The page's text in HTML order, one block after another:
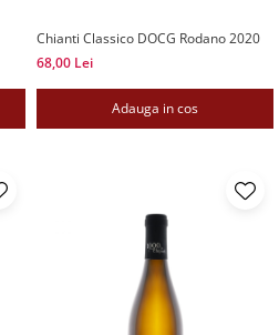
Chianti Classico DOCG Rodano 2020
68,00 Lei
Adauga in cos